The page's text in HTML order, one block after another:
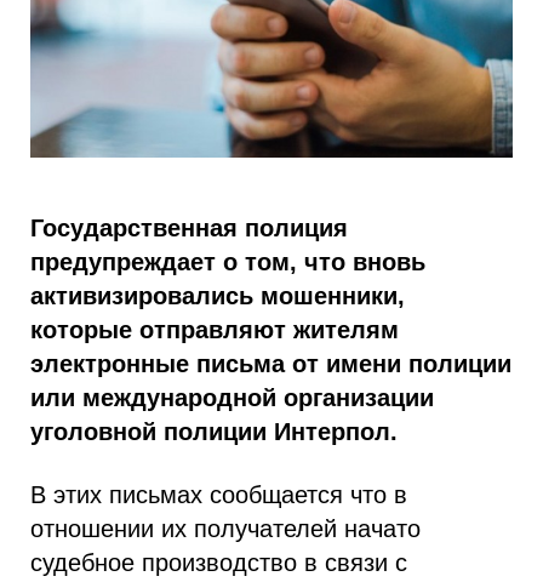
Государственная полиция
предупреждает о том, что вновь
активизировались мошенники,
которые отправляют жителям
электронные письма от имени полиции
или международной организации
уголовной полиции Интерпол.
В этих письмах сообщается что в
отношении их получателей начато
судебное производство в связи с